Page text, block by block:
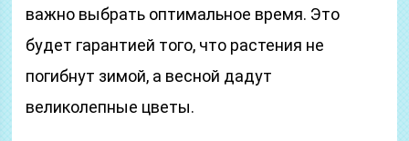
важно выбрать оптимальное время. Это
будет гарантией того, что растения не
погибнут зимой, а весной дадут
великолепные цветы.